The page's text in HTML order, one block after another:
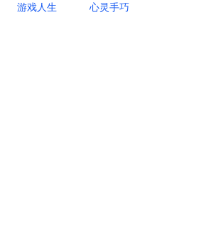
游戏人生
心灵手巧